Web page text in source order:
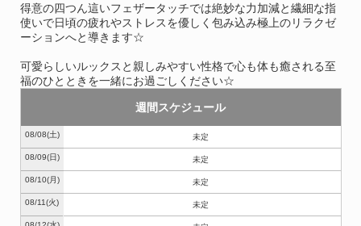
得意の四つん這いフェザータッチでは絶妙な力加減と繊細な指
使いで日頃の疲れやストレスを優しく包み込み極上のリラクゼ
ーションへと導きます☆
可愛らしいルックスと親しみやすい性格で心も体も癒される至
福のひとときを一緒にお過ごしください☆
週間スケジュール
08/08(土)
08/09(日)
08/10(月)
08/11(火)
未定
未定
未定
未定